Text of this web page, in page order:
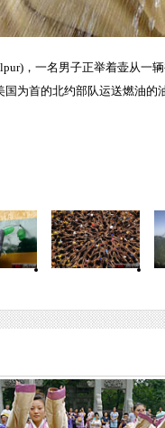
，一名男子正举着壶从一
为首的北约部队运送燃油的